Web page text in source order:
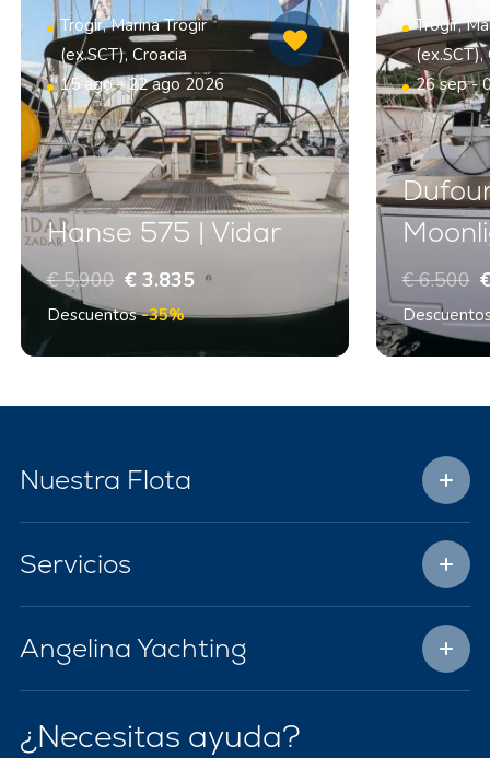
Trogir, Marina Trogir
(ex.SCT), Croacia
15 ago - 22 ago 2026
Hanse 575 | Vidar
€ 5.900 € 3.835
Descuentos-35%
Trogir,
(ex.SCT),
26 sep -
€ 6.500
Nuestra Flota
Servicios
Angelina Yachting
¿Necesitas ayuda?